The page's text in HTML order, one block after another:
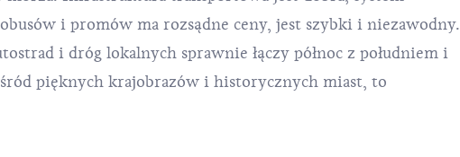
i promów ma rozsądne ceny, jest szybki i niezawodny.
i dróg lokalnych sprawnie łączy północ z południem i
pięknych krajobrazów i historycznych miast, to